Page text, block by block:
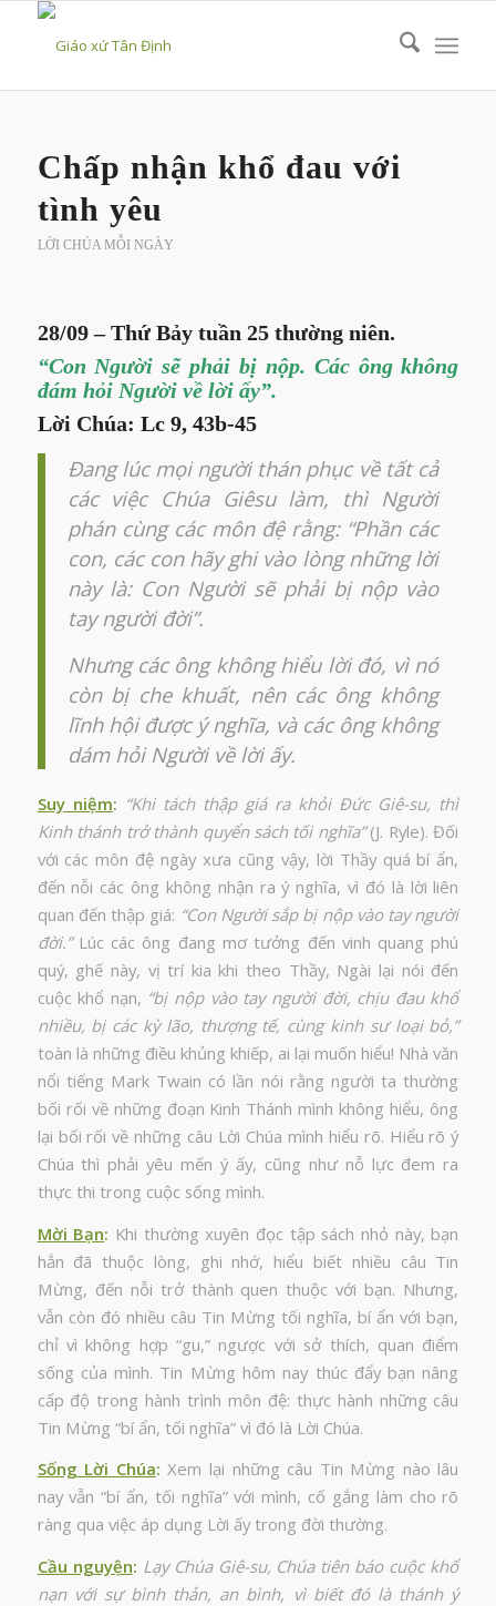
Chấp nhận khổ đau với
tình yêu
LỜI CHÚA MỖI NGÀY
28/09 – Thứ Bảy tuần 25 thường niên.
“Con Người sẽ phải bị nộp. Các ông không
đám hỏi Người về lời ấy”.
Lời Chúa: Lc 9, 43b-45
Đang lúc mọi người thán phục về tất cả
các việc Chúa Giêsu làm, thì Người
phán cùng các môn đệ rằng: “Phần các
con, các con hãy ghi vào lòng những lời
này là: Con Người sẽ phải bị nộp vào
tay người đời”.
Nhưng các ông không hiểu lời đó, vì nó
còn bị che khuất, nên các ông không
lĩnh hội được ý nghĩa, và các ông không
dám hỏi Người về lời ấy.
Suy niệm: “Khi tách thập giá ra khỏi Đức Giê-su, thì
Kinh thánh trở thành quyển sách tối nghĩa”(J. Ryle). Đối
với các môn đệ ngày xưa cũng vậy, lời Thầy quá bí ẩn,
đến nỗi các ông không nhận ra ý nghĩa, vì đó là lời liên
quan đến thập giá: “Con Người sắp bị nộp vào tay người
đời.”Lúc các ông đang mơ tưởng đến vinh quang phú
quý, ghế này, vị trí kia khi theo Thầy, Ngài lại nói đến
cuộc khổ nạn, “bị nộp vào tay người đời, chịu đau khổ
nhiều, bị các kỳ lão, thượng tế, cùng kinh sư loại bỏ,”
toàn là những điều khủng khiếp, ai lại muốn hiểu! Nhà văn
nổi tiếng Mark Twain có lần nói rằng người ta thường
bối rối về những đoạn Kinh Thánh mình không hiểu, ông
lại bối rối về những câu Lời Chúa mình hiểu rõ. Hiểu rõ ý
Chúa thì phải yêu mến ý ấy, cũng như nỗ lực đem ra
thực thi trong cuộc sống mình.
Mời Bạn: Khi thường xuyên đọc tập sách nhỏ này, bạn
hẳn đã thuộc lòng, ghi nhớ, hiểu biết nhiều câu Tin
Mừng, đến nỗi trở thành quen thuộc với bạn. Nhưng,
vẫn còn đó nhiều câu Tin Mừng tối nghĩa, bí ẩn với bạn,
chỉ vì không hợp “gu,” ngược với sở thích, quan điểm
sống của mình. Tin Mừng hôm nay thúc đẩy bạn nâng
cấp độ trong hành trình môn đệ: thực hành những câu
Tin Mừng “bí ẩn, tối nghĩa” vì đó là Lời Chúa.
Sống Lời Chúa: Xem lại những câu Tin Mừng nào lâu
nay vẫn “bí ẩn, tối nghĩa” với mình, cố gắng làm cho rõ
ràng qua việc áp dụng Lời ấy trong đời thường.
Cầu nguyện: Lạy Chúa Giê-su, Chúa tiên báo cuộc khổ
nạn với sự bình thản, an bình, vì biết đó là thánh ý